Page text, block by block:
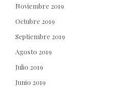
Noviembre 2019
Octubre 2019
Septiembre 2019
Agosto 2019
Julio 2019
Junio 2019